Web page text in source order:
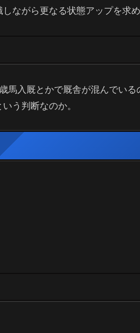
ながら更なる状態アップを求め
馬入厩とかで厩舎が混んでい
う判断なのか。